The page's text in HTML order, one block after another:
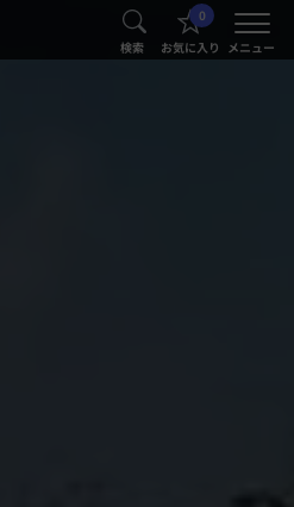
検索
0
お気に入り メニュー
®